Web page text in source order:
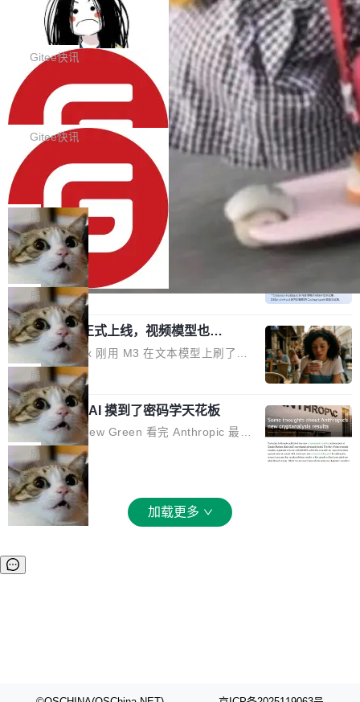
代码评审及自动化运维的全面落地夯实了“一体
化”的基座。 新版本将为用户带来更好的使用体
验和更高的工作效率，感谢大家一直以来的支持
和反馈，我们将继续努力提供更优秀的产品和服
务！ 新增功能点 DevOps： 采用自研代码托管
平台，支持一站式安装，提供从代码提交到交付
的...
器。HTTP 引擎是一个独立插件。你选一个，或
者选两个，不同环境之间切换，一行应用代码都
不用改。 下面快速过一下 10 种 HTTP 服务器
选项，各自适合什么场景，以及怎么切换。 一行
依赖替换 在 Solon 里换 HTTP 服务器就是改 po
m.xml 里一个依赖，别的什么都不用动。 <depe
factId>solon-web</artifac...
BootstrapBlazor v10.9.0 已经发布，B
ootstrap 样式的 Blazor UI 组件库
BootstrapBlazor v10.9.0 已经发布，Bootstrap
样式的 Blazor UI 组件库 此版本更新内容包括：
Release 2026-07-31 V10.9.0 Fixes fix(MultiFi
lter): 增加暗黑主题支持 by @ArgoZhang in htt
ps://github.com/dotnetcore/BootstrapBlazor/p
ull/8239 fix(Camera): 增加 exact 显式设置设备
id by @kkxkx in https://github.com/dotnetcor
e/BootstrapBlazor/pull/825...
Gitee快讯
SolonCode v2026.8.2 已经发布，终端
智能体
SolonCode v2026.8.2 已经发布，终端智能体
此版本更新内容包括： 优化 soloncode run 模
式（参考 run-headless-mode.md） 添加 solon
code web 国际化多语言支持 添加 soloncode w
eb 消息列表消息导航支持 修复 soloncode web
文件详情初次显示时语法高亮失效的问题 修复 s
oloncode web 审查详情文件名中文乱码的问题
细节优化 详情查看：https://gitee.com/opensol
on/soloncode/releases/v2026.8.2
Gitee快讯
OpenAI 宣布 GPT-5.6 Luna 价格下降
80%
OpenAI 宣布 GPT-5.6 Luna 价格下降 80%。输
入从每百万 token 1 美元砍到 0.2 美元，输出从
6 美元砍到 1.2 美元。GPT-5.6 Terra 降 20%。
旗舰 Sol 没降，但加了一个 Fast 模式——2.5
倍速度，2 倍价格，智商不变。 降价的理由不是
市场竞争，不是清库存，是 Sol 自己把自己优化
了。 这事分两步。第一步，OpenAI 把 GPT-5.6
Sol 部署上线。第二步，让 Sol 通过 Codex 自
己去优化自己的推理基础设施。Sol 学了 Triton
和 Gluon 两种 GPU 编程语言，重写了生产环境
的 GPU 内核，找出了哪...
局
DeepSeek-V4-Flash 官方 API 现已正
式上线公测
DeepSeek V4 Flash 正式版今天上线了。模型
结构和参数规模没变，还是 MoE 284B、激活 1
3B、100 万 token 上下文——只重新做了后训
练。但改完之后，Agent 能力直接把自家 4 月发
的 Pro Preview 给干了。 九项 Agent 基准测试
全部反超。Terminal Bench 2.1 从 61.8 涨到 8
2.7，DeepSWE 从 7.3 涨到 54.4，DSBench-F
ullStack 从 37.0 涨到 68.7。不说别的，一个 Fl
ash 型号干翻了三个月前代表最高水平的 Pro 预
览版，这件事本身就够说明后训练的威力了。 跟
它一起来的还有两...
局
MiniMax H3 正式上线，视频模型也开
始玩全模态了
上个月 MiniMax 刚用 M3 在文本模型上刷了一
波存在感，今天 H3 来了——一款全模态生成模
型，而且承诺几天内开源权重。 先看能力边界。
H3 接受文本、图像、视频、声音任意组合作为
输入（它叫多模态上下文），输出带原生双声道
音频的视频，最高 15 秒 2K 分辨率。举个例
子：扔进去一段参考视频（取它的希区柯克运
镜）、一张人物图片、一段歌声录音，用自然语
言告诉模型你要什么——H3 自己搞定剩下的。
这个"自己搞定"说起来轻巧，背后的训练范式变
uo 01 和 02），每一代都是按任务拆分的专家
局
Anthropic 的 AI 摸到了密码学天花板
密码学家 Matthew Green 看完 Anthropic 最新
的密码分析成果后，写了篇博客。标题很克制：
「一些想法」，但内容不克制。 先说 Anthropic
做了什么。他们让未发布的 Claude Mythos 模
型去跑密码分析，出了两个结果：一个攻击了后
量子签名方案 HAWK，另一个是对缩减轮次 AE
话说，「可能直接杀死了一个正在认真考虑标准
局
加载更多